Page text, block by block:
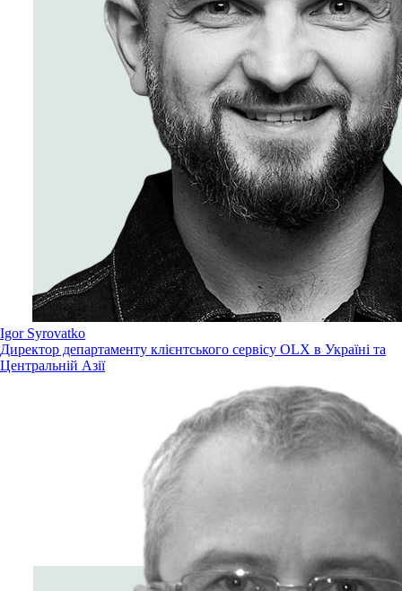
Igor Syrovatko
Директор департаменту клієнтського сервісу OLX в Україні та
Центральній Азії